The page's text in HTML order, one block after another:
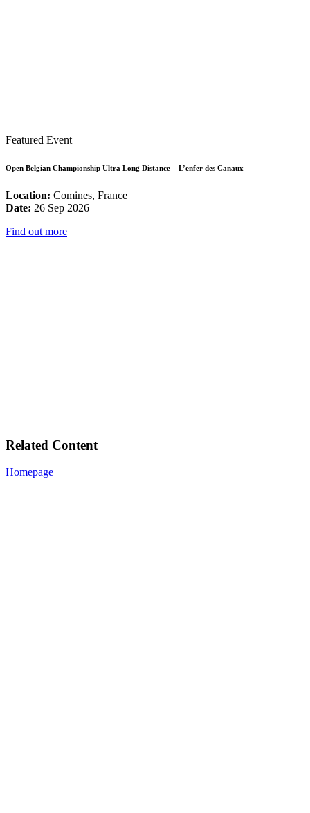
Featured Event
Open Belgian Championship Ultra Long Distance – L’enfer des Canaux
Location: Comines, France
Date: 26 Sep 2026
Find out more
Related Content
Homepage